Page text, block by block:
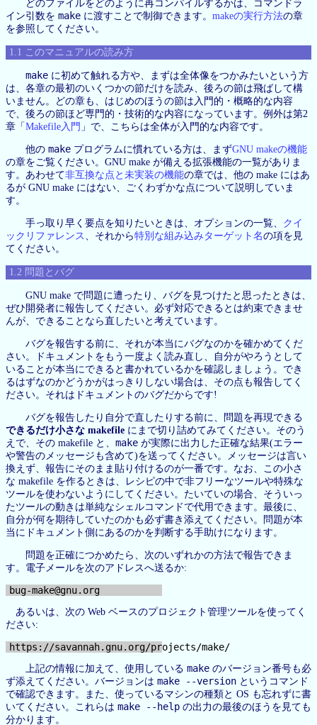
どのファイルをどのように再コンパイルするかは、コマンドラ
イン引数を make に渡すことで制御できます。 makeの実行方法の章
を参照してください。
1.1 このマニュアルの読み方
make に初めて触れる方や、まずは全体像をつかみたいという方
は、各章の最初のいくつかの節だけを読み、後ろの節は飛ばして構
いません。どの章も、はじめのほうの節は入門的・概略的な内容
で、後ろの節ほど専門的・技術的な内容になっています。例外は第2
章「 Makefile入門 」で、こちらは全体が入門的な内容です。
他の make プログラムに慣れている方は、まずGNU makeの機能
の章をご覧ください。GNU make が備える拡張機能の一覧がありま
す。あわせて非互換な点と未実装の機能の章では、他の make にはあ
るが GNU make にはない、ごくわずかな点について説明していま
す。
手っ取り早く要点を知りたいときは、オプションの一覧、 クイ
ックリファレンス
、それから特別な組み込みターゲット名の項を見
てください。
1.2 問題とバグ
GNU make で問題に遭ったり、バグを見つけたと思ったときは、
ぜひ開発者に報告してください。必ず対応できるとは約束できませ
んが、できることなら直したいと考えています。
バグを報告する前に、それが本当にバグなのかを確かめてくだ
さい。ドキュメントをもう一度よく読み直し、自分がやろうとして
いることが本当にできると書かれているかを確認しましょう。でき
るはずなのかどうかがはっきりしない場合は、その点も報告してく
ださい。それはドキュメントのバグだからです!
バグを報告したり自分で直したりする前に、問題を再現できる
できるだけ小さな makefile にまで切り詰めてみてください。そのう
えで、その makefile と、 make が実際に出力した正確な結果(エラー
や警告のメッセージも含めて)を送ってください。メッセージは言い
換えず、報告にそのまま貼り付けるのが一番です。なお、この小さ
な makefile を作るときは、レシピの中で非フリーなツールや特殊な
ツールを使わないようにしてください。たいていの場合、そういっ
たツールの動きは単純なシェルコマンドで代用できます。最後に、
自分が何を期待していたのかも必ず書き添えてください。問題が本
当にドキュメント側にあるのかを判断する手助けになります。
問題を正確につかめたら、次のいずれかの方法で報告できま
す。電子メールを次のアドレスへ送るか:
bug-make@gnu.org
あるいは、次の Web ベースのプロジェクト管理ツールを使ってく
ださい:
上記の情報に加えて、使用している make のバージョン番号も必
ず添えてください。バージョンは make --version というコマンド
で確認できます。また、使っているマシンの種類と OS も忘れずに書
いてください。これらは make --help の出力の最後のほうを見ても
分かります。